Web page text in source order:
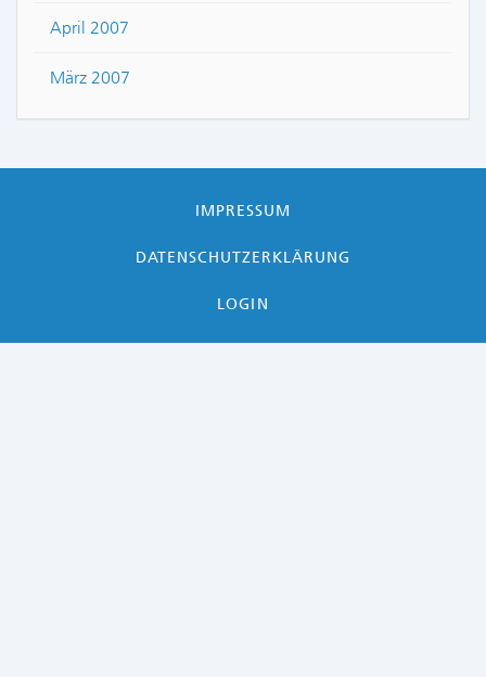
April 2007
März 2007
IMPRESSUM
DATENSCHUTZERKLÄRUNG
LOGIN